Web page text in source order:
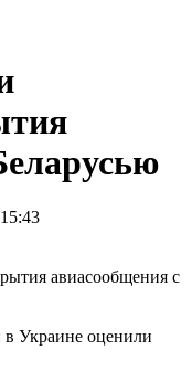
в Украине оценили